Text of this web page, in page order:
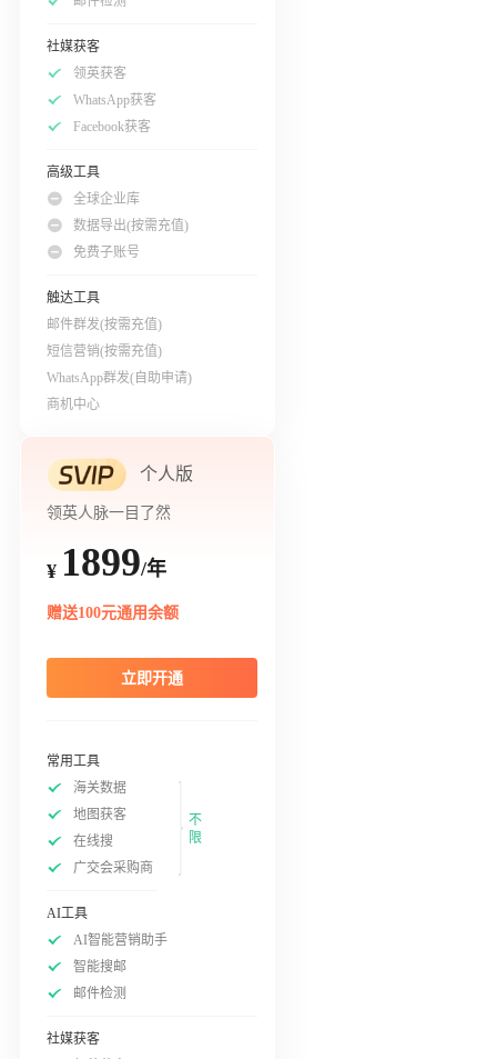
社媒获客
领英获客
WhatsApp获客
Facebook获客
高级工具
全球企业库
数据导出(按需充值)
免费子账号
触达工具
邮件群发(按需充值)
短信营销(按需充值)
WhatsApp群发(自助申请)
商机中心
个人版
领英人脉一目了然
¥ 1899/年
赠送100元通用余额
立即开通
常用工具
海关数据
地图获客
在线搜
广交会采购商
不
限
AI工具
AI智能营销助手
智能搜邮
邮件检测
社媒获客